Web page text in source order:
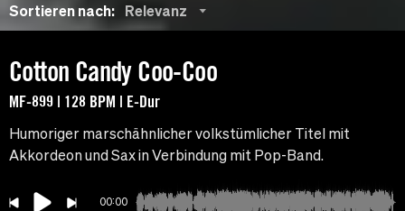
Sortieren nach:
Relevanz
Cotton Candy Coo-Coo
MF-899 | 128 BPM | E-Dur
Humoriger marschähnlicher volkstümlicher Titel mit
Akkordeon und Sax in Verbindung mit Pop-Band.
00:00